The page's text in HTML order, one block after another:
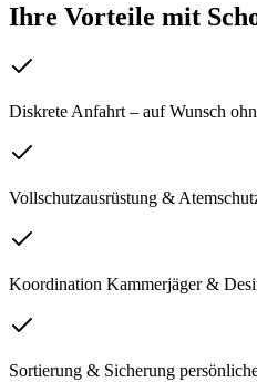
Ihre Vorteile mit
Diskrete Anfahrt – auf Wunsch
Vollschutzausrüstung &
Koordination Kammerjäger &
Sortierung & Sicherung